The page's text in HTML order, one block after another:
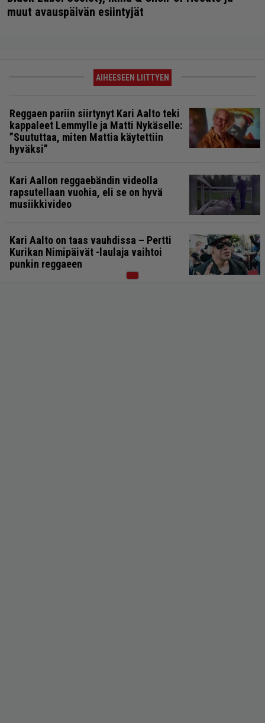
muut avauspäivän esiintyjät
AIHEESEEN LIITTYEN
Reggaen pariin siirtynyt Kari Aalto teki
kappaleet Lemmylle ja Matti Nykäselle:
”Suututtaa, miten Mattia käytettiin
hyväksi”
Kari Aallon reggaebändin videolla
rapsutellaan vuohia, eli se on hyvä
musiikkivideo
Kari Aalto on taas vauhdissa – Pertti
Kurikan Nimipäivät -laulaja vaihtoi
punkin reggaeen